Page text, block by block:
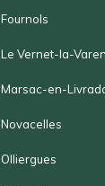
Fournols
Le Vernet-la-
Marsac-en-
Novacelles
Olliergues